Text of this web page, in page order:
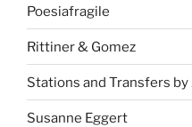
Poesiafragile
Rittiner & Gomez
Stations and Transfers
Susanne Eggert